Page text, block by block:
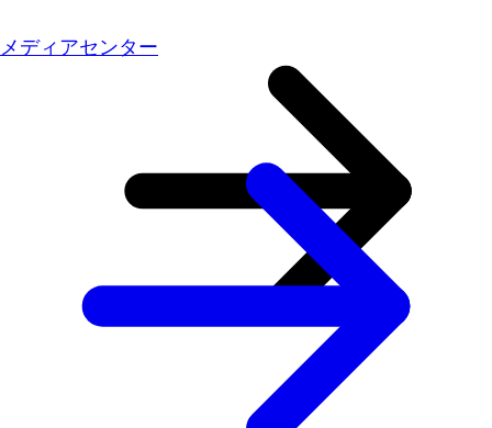
メディアセンター